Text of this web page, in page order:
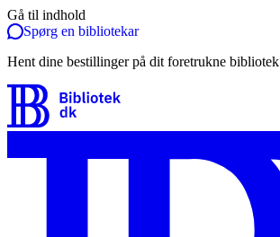
Gå til indhold
Spørg en bibliotekar
Hent dine bestillinger på dit foretrukne bibliotek